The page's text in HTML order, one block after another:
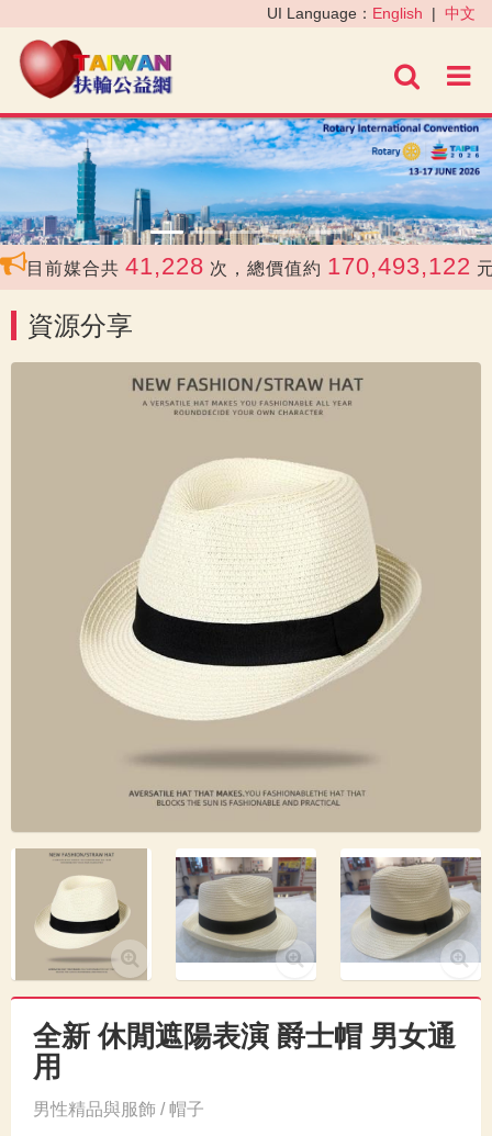
進階
UI Language： English | 中文
‹ ›
目前媒合共 41,228 次，總價值約 170,493,122 元
資源分享
全新 休閒遮陽表演 爵士帽 男女通
用
男性精品與服飾 / 帽子